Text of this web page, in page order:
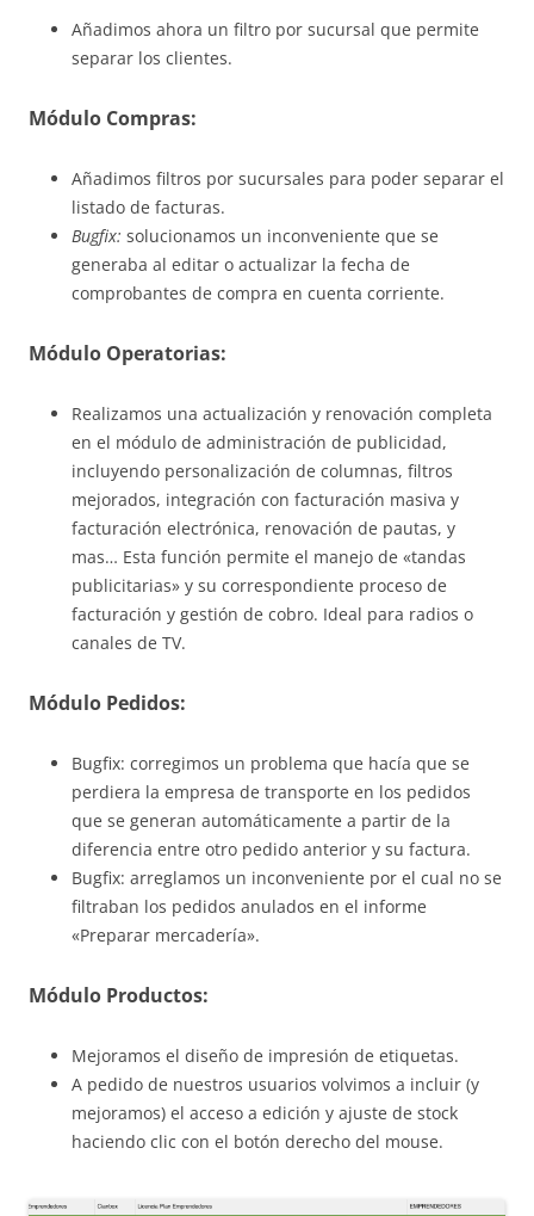
Añadimos ahora un filtro por sucursal que permite
separar los clientes.
Módulo Compras:
Añadimos filtros por sucursales para poder separar el
listado de facturas.
Bugfix: solucionamos un inconveniente que se
generaba al editar o actualizar la fecha de
comprobantes de compra en cuenta corriente.
Módulo Operatorias:
Realizamos una actualización y renovación completa
en el módulo de administración de publicidad,
incluyendo personalización de columnas, filtros
mejorados, integración con facturación masiva y
facturación electrónica, renovación de pautas, y
mas… Esta función permite el manejo de «tandas
publicitarias» y su correspondiente proceso de
facturación y gestión de cobro. Ideal para radios o
canales de TV.
Módulo Pedidos:
Bugfix: corregimos un problema que hacía que se
perdiera la empresa de transporte en los pedidos
que se generan automáticamente a partir de la
diferencia entre otro pedido anterior y su factura.
Bugfix: arreglamos un inconveniente por el cual no se
filtraban los pedidos anulados en el informe
«Preparar mercadería».
Módulo Productos:
Mejoramos el diseño de impresión de etiquetas.
A pedido de nuestros usuarios volvimos a incluir (y
mejoramos) el acceso a edición y ajuste de stock
haciendo clic con el botón derecho del mouse.